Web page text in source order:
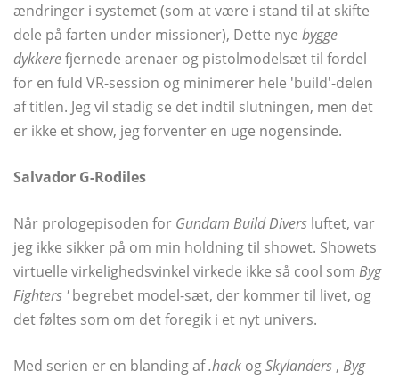
ændringer i systemet (som at være i stand til at skifte
dele på farten under missioner), Dette nye bygge
dykkerefjernede arenaer og pistolmodelsæt til fordel
for en fuld VR-session og minimerer hele 'build'-delen
af ​​titlen. Jeg vil stadig se det indtil slutningen, men det
er ikke et show, jeg forventer en uge nogensinde.
Salvador G-Rodiles
Når prologepisoden for Gundam Build Divers luftet, var
jeg ikke sikker på om min holdning til showet. Showets
virtuelle virkelighedsvinkel virkede ikke så cool som Byg
Fighters 'begrebet model-sæt, der kommer til livet, og
det føltes som om det foregik i et nyt univers.
Med serien er en blanding af.hack ogSkylanders , Byg